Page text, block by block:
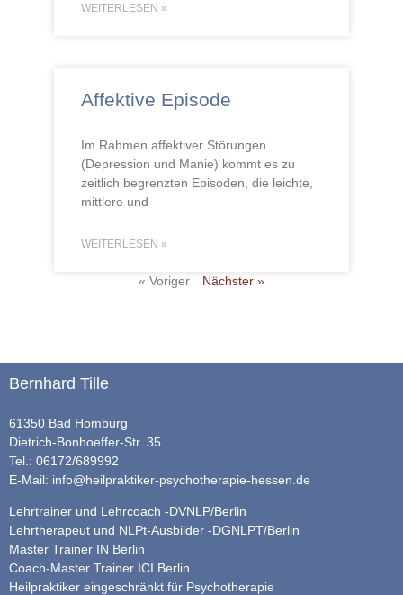
WEITERLESEN »
Affektive Episode
Im Rahmen affektiver Störungen
(Depression und Manie) kommt es zu
zeitlich begrenzten Episoden, die leichte,
mittlere und
WEITERLESEN »
« Voriger Nächster »
Bernhard Tille
61350 Bad Homburg
Dietrich-Bonhoeffer-Str. 35
Tel.: 06172/689992
E-Mail: info@heilpraktiker-psychotherapie-hessen.de
Lehrtrainer und Lehrcoach -DVNLP/Berlin
Lehrtherapeut und NLPt-Ausbilder -DGNLPT/Berlin
Master Trainer IN Berlin
Coach-Master Trainer ICI Berlin
Heilpraktiker eingeschränkt für Psychotherapie